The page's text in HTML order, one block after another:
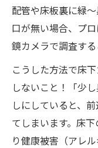
配管や床板裏に緑
口が無い場合、プ
鏡カメラで調査する
こうした方法で床
しないこと！「少
しにしていると、
てしまいます。床
り健康被害（アレ